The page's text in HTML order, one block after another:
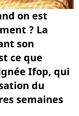
on est
? La
son
ce que
Ifop, qui
du
semaines